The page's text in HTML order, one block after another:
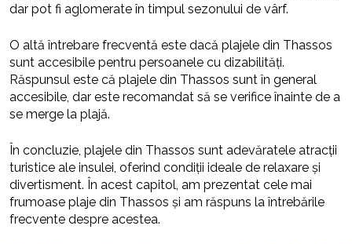
dar pot fi aglomerate în timpul sezonului de vârf.
O altă întrebare frecventă este dacă plajele din Thassos
sunt accesibile pentru persoanele cu dizabilități.
Răspunsul este că plajele din Thassos sunt în general
accesibile, dar este recomandat să se verifice înainte de a
se merge la plajă.
În concluzie, plajele din Thassos sunt adevăratele atracții
turistice ale insulei, oferind condiții ideale de relaxare și
divertisment. În acest capitol, am prezentat cele mai
frumoase plaje din Thassos și am răspuns la întrebările
frecvente despre acestea.